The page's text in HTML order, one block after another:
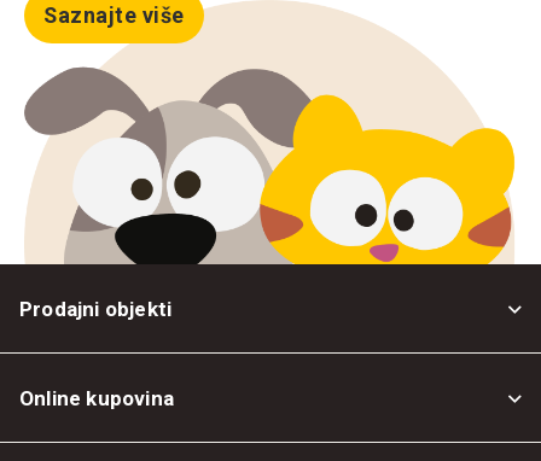
Saznajte više
Prodajni objekti
Online kupovina